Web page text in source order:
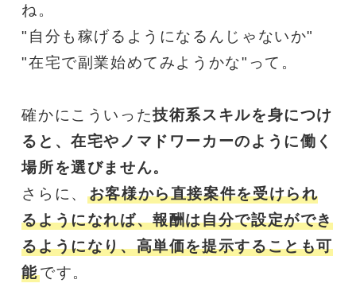
ね。
"自分も稼げるようになるんじゃないか"
"在宅で副業始めてみようかな"って。
確かにこういった技術系スキルを身につけ
ると、在宅やノマドワーカーのように働く
場所を選びません。
さらに、 お客様から直接案件を受けられ
るようになれば、報酬は自分で設定ができ
るようになり、高単価を提示することも可
能です。